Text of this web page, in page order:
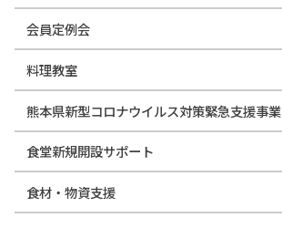
会員定例会
料理教室
熊本県新型コロナウイルス対策緊急支援事業
食堂新規開設サポート
食材・物資支援